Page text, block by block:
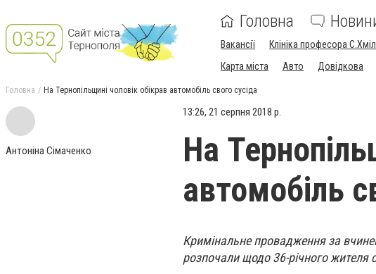
Головна
Вакансії Клініка професора
Карта міста
Авто Довідкова
Головна На Тернопільщині чоловік обікрав автомобіль свого сусіда
Антоніна Сімаченко
13:26, 21 серпня 2018 р.
На
автомобіль
Кримінальне провадження за
розпочали щодо 36-річного жителя